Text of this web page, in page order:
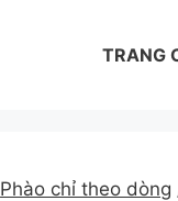
TRANG
Phào chỉ theo dòng